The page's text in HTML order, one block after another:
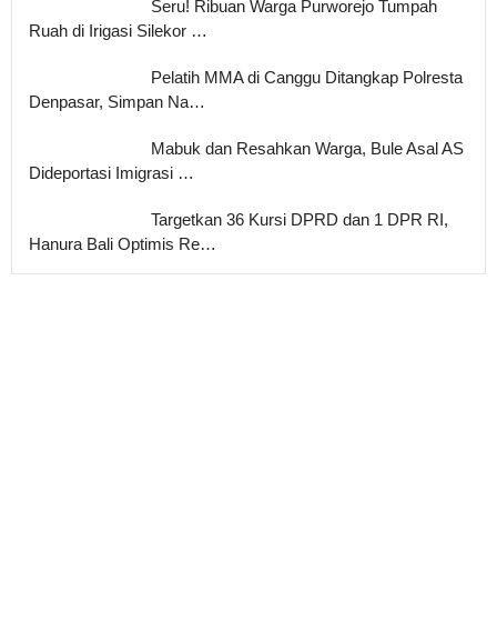
Seru! Ribuan Warga Purworejo Tumpah
Ruah di Irigasi Silekor …
Pelatih MMA di Canggu Ditangkap Polresta
Denpasar, Simpan Na…
Mabuk dan Resahkan Warga, Bule Asal AS
Dideportasi Imigrasi …
Targetkan 36 Kursi DPRD dan 1 DPR RI,
Hanura Bali Optimis Re…